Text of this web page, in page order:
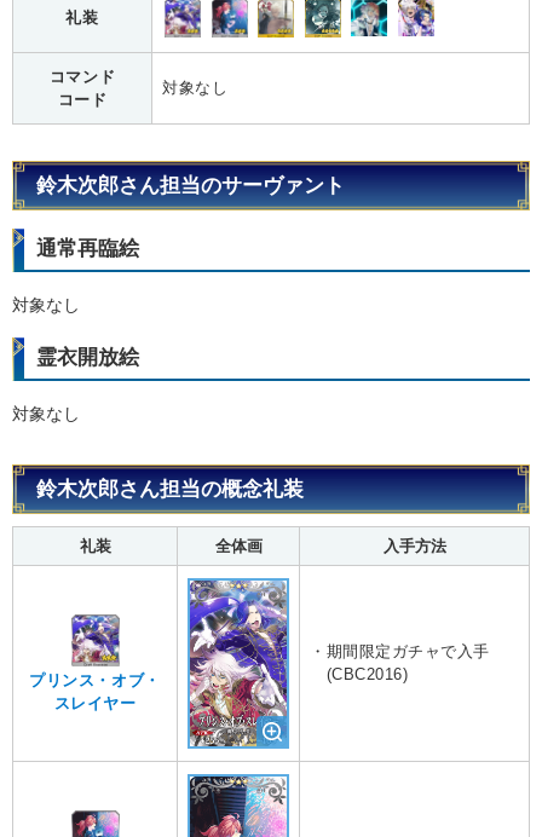
礼装
コマンド
コード
対象なし
鈴木次郎さん担当のサーヴァント
通常再臨絵
対象なし
霊衣開放絵
対象なし
鈴木次郎さん担当の概念礼装
礼装 全体画 入手方法
プリンス・オブ・
スレイヤー
・期間限定ガチャで入手
(CBC2016)